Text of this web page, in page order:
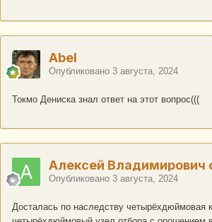
Abel
Опубликовано 3 августа, 2024
Токмо Дениска знал ответ на этот вопрос(((
Алексей Владимирович
Опубликовано 3 августа, 2024
Досталась по наследству четырёхдюймовая